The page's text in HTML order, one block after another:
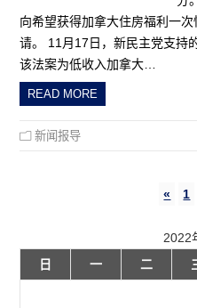
向希望获得加拿大住房福利一
请。 11月17日，新民主党支持
该法案为低收入加拿大…
READ MORE
新闻报导
« 1
2022
日
一 二